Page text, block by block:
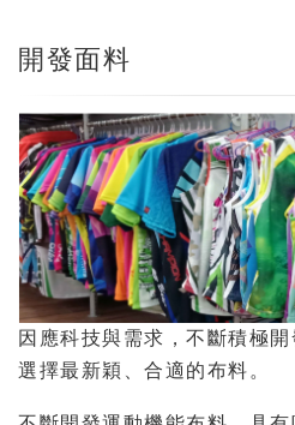
開發面料
因應科技與需求，不斷積極
選擇最新穎、合適的布料。